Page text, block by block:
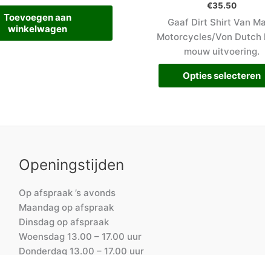
Toevoegen aan
winkelwagen
€35.50
Gaaf Dirt Shirt Van
Motorcycles/Von Dutch
mouw uitvoering.
Opties selecteren
Openingstijden
Op afspraak ’s avonds
Maandag op afspraak
Dinsdag op afspraak
Woensdag 13.00 – 17.00 uur
Donderdag 13.00 – 17.00 uur